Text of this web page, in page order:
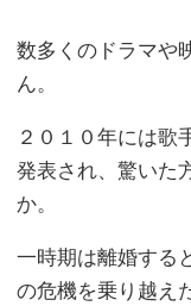
数多くのドラマや
ん。
２０１０年には歌
発表され、驚いた
か。
一時期は離婚する
の危機を乗り越え